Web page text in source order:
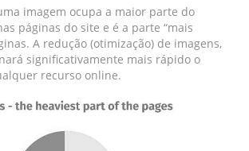
imagem ocupa a maior parte do
páginas do site e é a parte “mais
A redução (otimização) de imagens,
significativamente mais rápido o
recurso online.